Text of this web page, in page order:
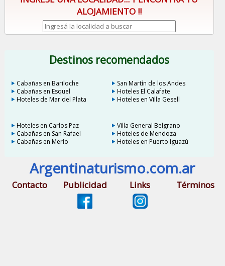
ALOJAMIENTO !!
Destinos recomendados
Cabañas en Bariloche
San Martín de los Andes
Cabañas en Esquel
Hoteles El Calafate
Hoteles de Mar del Plata
Hoteles en Villa Gesell
Hoteles en Carlos Paz
Villa General Belgrano
Cabañas en San Rafael
Hoteles de Mendoza
Cabañas en Merlo
Hoteles en Puerto Iguazú
Argentinaturismo.com.ar
Contacto Publicidad Links Términos